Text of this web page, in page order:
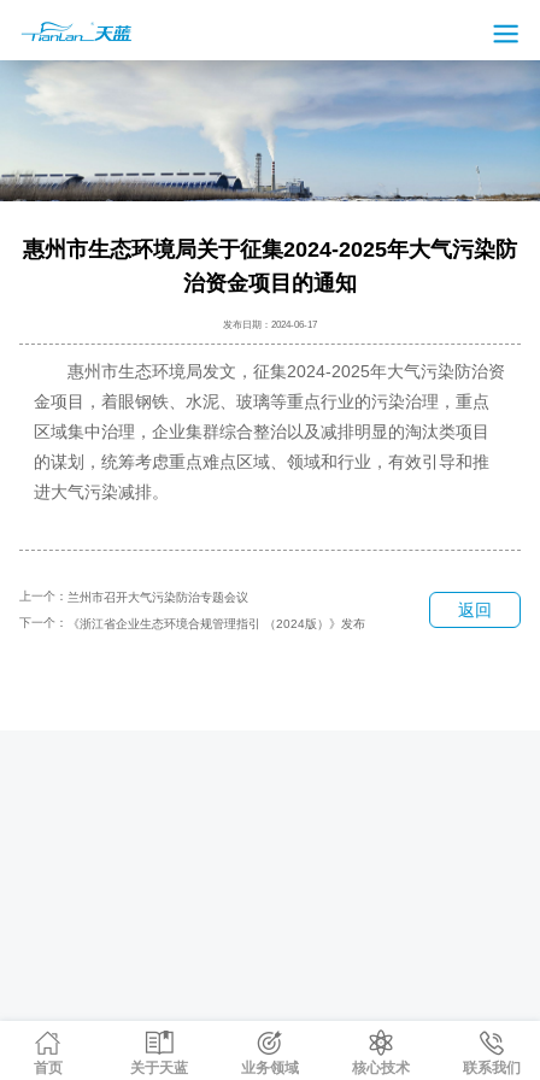
惠州市生态环境局关于征集2024-2025年大气污染防
治资金项目的通知
发布日期：2024-06-17
惠州市生态环境局发文，征集2024-2025年大气污染防治资
金项目，着眼钢铁、水泥、玻璃等重点行业的污染治理，重点
区域集中治理，企业集群综合整治以及减排明显的淘汰类项目
的谋划，统筹考虑重点难点区域、领域和行业，有效引导和推
进大气污染减排。
上一个： 兰州市召开大气污染防治专题会议
下一个：
《浙江省企业生态环境合规管理指引 （2024版）》发布
返回
首页 关于天蓝 业务领域 核心技术 联系我们